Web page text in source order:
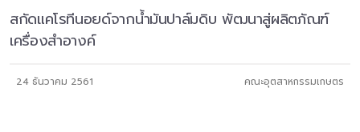
สกัดแคโรทีนอยด์จากน้ำมันปาล์มดิบ พัฒนาสู่ผลิตภัณฑ์
เครื่องสำอางค์
24 ธันวาคม 2561 คณะอุตสาหกรรมเกษตร